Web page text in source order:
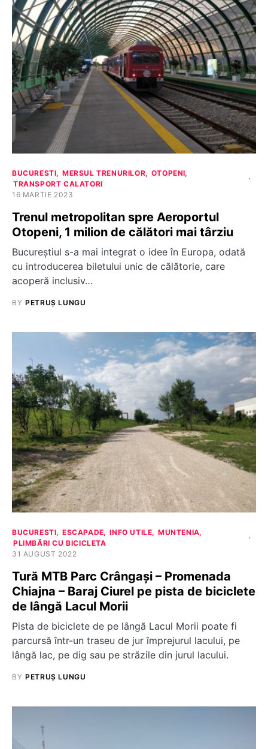
BUCURESTI MERSUL TRENURILOR
OTOPENI
TRANSPORT CALATORI
16 MARTIE 2023
Trenul metropolitan spre Aeroportul
Otopeni, 1 milion de călători mai târziu
Bucureștiul s-a mai integrat o idee în Europa, odată
cu introducerea biletului unic de călătorie, care
acoperă inclusiv…
BY PETRUȘ LUNGU
BUCURESTI ESCAPADE INFO UTILE
MUNTENIA
PLIMBĂRI CU BICICLETA
31 AUGUST 2022
Tură MTB Parc Crângași – Promenada
Chiajna – Baraj Ciurel pe pista de biciclete
de lângă Lacul Morii
Pista de biciclete de pe lângă Lacul Morii poate fi
parcursă într-un traseu de jur împrejurul lacului, pe
lângă lac, pe dig sau pe străzile din jurul lacului.
BY PETRUȘ LUNGU